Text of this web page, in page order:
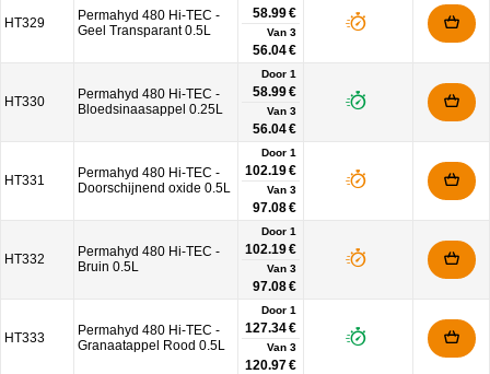
HT329
Permahyd 480 Hi-TEC -
Geel Transparant 0.5L
58.99 €
Van 3
56.04 €
HT330
Permahyd 480 Hi-TEC -
Bloedsinaasappel 0.25L
Door 1
58.99 €
Van 3
56.04 €
HT331
Permahyd 480 Hi-TEC -
Doorschijnend oxide 0.5L
Door 1
102.19 €
Van 3
97.08 €
HT332
Permahyd 480 Hi-TEC -
Bruin 0.5L
Door 1
102.19 €
Van 3
97.08 €
HT333
Permahyd 480 Hi-TEC -
Granaatappel Rood 0.5L
Door 1
127.34 €
Van 3
120.97 €